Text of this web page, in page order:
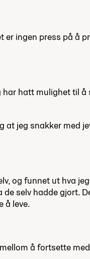
ingen press på å
hatt mulighet til å
at jeg snakker med
og funnet ut hva
selv hadde gjort.
å leve.
å fortsette